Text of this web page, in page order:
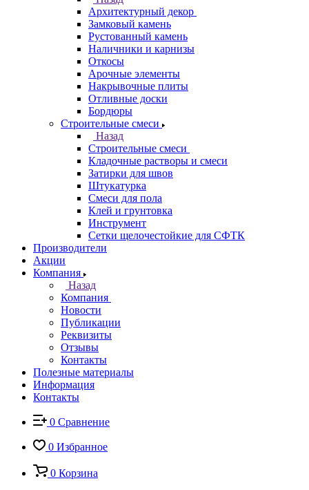
Архитектурный декор
Замковый камень
Рустованный камень
Наличники и карнизы
Откосы
Арочные элементы
Накрывочные плиты
Отливные доски
Бордюры
Строительные смеси
Назад
Строительные смеси
Кладочные растворы и смеси
Затирки для швов
Штукатурка
Смеси для пола
Клей и грунтовка
Инструмент
Сетки щелочестойкие для СФТК
Производители
Акции
Компания
Назад
Компания
Новости
Публикации
Реквизиты
Отзывы
Контакты
Полезные материалы
Информация
Контакты
0 Сравнение
0 Избранное
0 Корзина